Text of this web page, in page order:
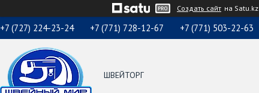
Создать сайт на Satu.kz
+7 (727) 224-23-24 +7 (771) 728-12-67 +7 (771) 503-22-63
ШВЕЙТОРГ